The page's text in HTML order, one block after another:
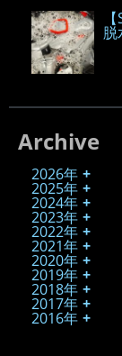
脱
Archive
2026年
2025年
2024年
2023年
2022年
2021年
2020年
2019年
2018年
2017年
2016年